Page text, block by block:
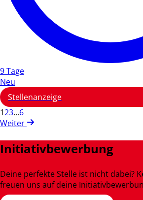
9 Tage
Neu
Stellenanzeige
123...6
Weiter
Initiativbewerbung
Deine perfekte Stelle ist nicht dabei?
freuen uns auf deine